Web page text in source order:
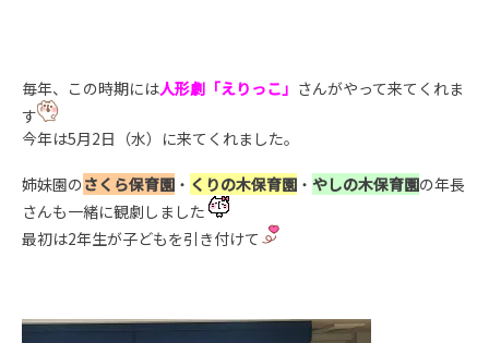
毎年、この時期には人形劇「えりっこ」 さんがやって来てくれま
す
今年は5月2日（水）に来てくれました。
姉妹園の さくら保育園 ・ くりの木保育園 ・ やしの木保育園の年長
さんも一緒に観劇しました
最初は2年生が子どもを引き付けて